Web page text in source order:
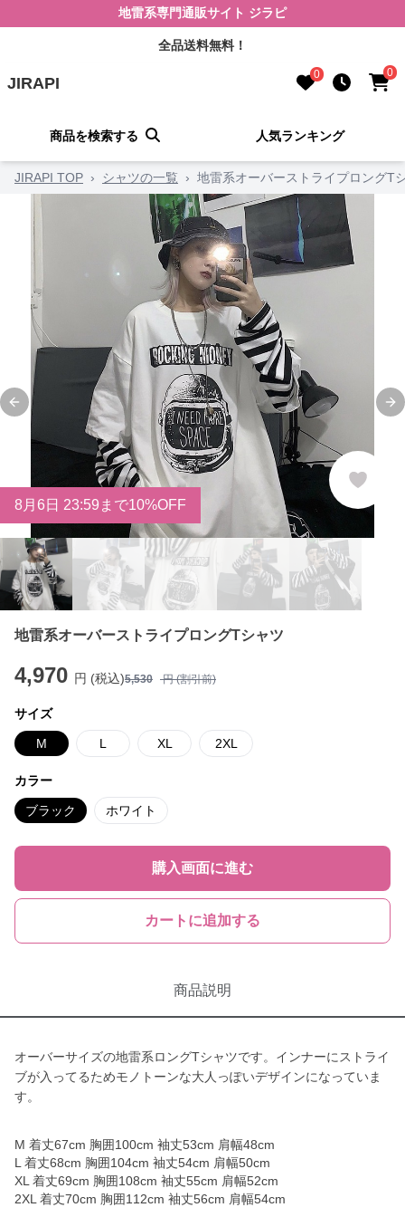
地雷系専門通販サイト ジラピ
全品送料無料！
JIRAPI 0 0
商品を検索する 人気ランキング
JIRAPI TOP › シャツの一覧 › 地雷系オーバーストライプロングT
Previous slide
8月 6 日 23:59まで10%OFF
地雷系オーバーストライプロングTシャツ
4,970 円 (税込)5,530 円 (割引前)
サイズ
M L XL 2XL
カラー
ブラック ホワイト
購入画面に進む
カートに追加する
商品説明
オーバーサイズの地雷系ロングTシャツです。インナーにストライ
ブが入ってるためモノトーンな大人っぽいデザインになっていま
す。
M 着丈67cm 胸囲100cm 袖丈53cm 肩幅48cm
L 着丈68cm 胸囲104cm 袖丈54cm 肩幅50cm
XL 着丈69cm 胸囲108cm 袖丈55cm 肩幅52cm
2XL 着丈70cm 胸囲112cm 袖丈56cm 肩幅54cm